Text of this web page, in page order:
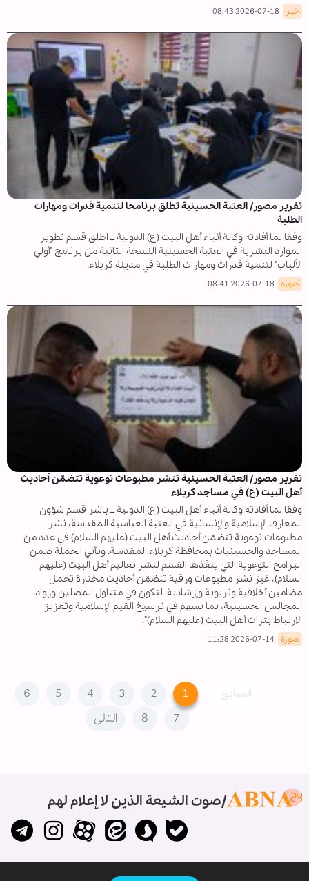
خبر 2026-07-18 08:43
تقرير مصور/ العتبة الحسينية تطلق برنامجا لتنمية قدرات ومهارات
الطلبة
وفقا لما أفادته وكالة أنباء أهل البيت (ع) الدولية ــ اطلق قسم تطوير
الموارد البشرية في العتبة الحسينية النسخة الثانية من برنامج "أولي
الألباب" لتنمية قدرات ومهارات الطلبة في مدينة كربلاء.
صورة 2026-07-18 08:41
تقرير مصور/ العتبة الحسينية تنشر مطبوعات توعوية تتضمّن أحاديث
أهل البيت (ع) في مساجد كربلاء
وفقا لما أفادته وكالة أنباء أهل البيت (ع) الدولية ــ باشر قسم شؤون
المعارف الإسلامية والإنسانية في العتبة العباسية المقدسة، نشر
مطبوعات توعوية تتضمّن أحاديث أهل البيت (عليهم السلام) في عدد من
المساجد والحسينيات بمحافظة كربلاء المقدسة. وتأتي الحملة ضمن
البرامج التوعوية التي ينفّذها القسم لنشر تعاليم أهل البيت (عليهم
السلام)، عَبرَ نشر مطبوعات ورقية تتضمّن أحاديث مختارة تحمل
مضامين أخلاقية وتربوية وإرشادية؛ لتكون في متناول المصلين ورواد
المجالس الحسينية، بما يسهم في ترسيخ القيم الإسلامية وتعزيز
الارتباط بتراث أهل البيت (عليهم السلام)".
صورة 2026-07-14 11:28
السابق 1
2
3
4
5
6
7
8 التالي
صوت الشيعة الذين لا إعلام لهم